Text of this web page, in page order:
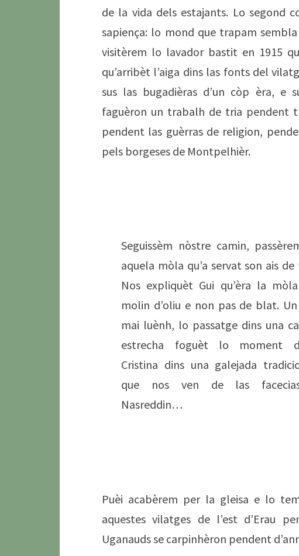
de la vida dels estajants. Lo segond
sapiença: lo mond que trapam
visitèrem lo lavador bastit en 1915
qu’arribèt l’aiga dins las fonts del
sus las bugadièras d’un còp èra, e
faguèron un trabalh de tria pendent
pendent las guèrras de religion,
pels borgeses de Montpelhièr.
Seguissèm nòstre camin,
aquela mòla qu’a servat son ais de
Nos expliquèt Gui qu’èra la mòla
molin d’oliu e non pas de blat.
mai luènh, lo passatge dins una
estrecha foguèt lo moment
Cristina dins una galejada
que nos ven de las
Nasreddin…
Puèi acabèrem per la gleisa e lo
aquestes vilatges de l’est d’Erau
Uganauds se carpinhèron pendent